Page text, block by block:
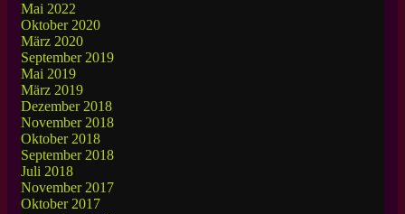
Mai 2022
Oktober 2020
März 2020
September 2019
Mai 2019
März 2019
Dezember 2018
November 2018
Oktober 2018
September 2018
Juli 2018
November 2017
Oktober 2017